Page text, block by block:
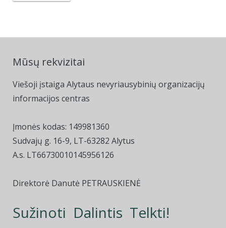
Mūsų rekvizitai
Viešoji įstaiga Alytaus nevyriausybinių organizacijų
informacijos centras
Įmonės kodas: 149981360
Sudvajų g. 16-9, LT-63282 Alytus
A.s. LT66730010145956126
Direktorė Danutė PETRAUSKIENĖ
Sužinoti Dalintis Telkti!